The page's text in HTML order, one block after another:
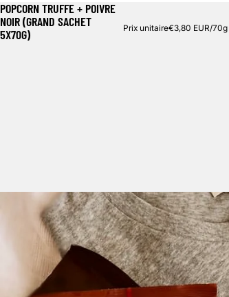
POPCORN TRUFFE + POIVRE
NOIR (GRAND SACHET
5X70G)
Prix unitaire€3,80 EUR/70g